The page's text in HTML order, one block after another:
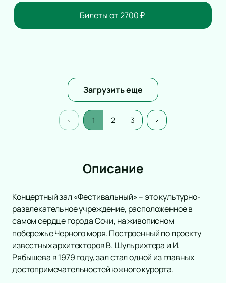
Билеты от 2700₽
Загрузить еще
1 2 3
Описание
Концертный зал «Фестивальный» – это культурно-
развлекательное учреждение, расположенное в
самом сердце города Сочи, на живописном
побережье Черного моря. Построенный по проекту
известных архитекторов В. Шульрихтера и И.
Рябышева в 1979 году, зал стал одной из главных
достопримечательностей южного курорта.